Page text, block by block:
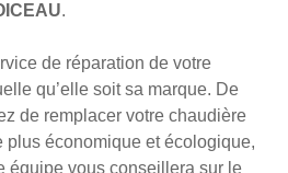
.
de réparation de votre
qu’elle soit sa marque. De
de remplacer votre chaudière
plus économique et écologique,
équipe vous conseillera sur le